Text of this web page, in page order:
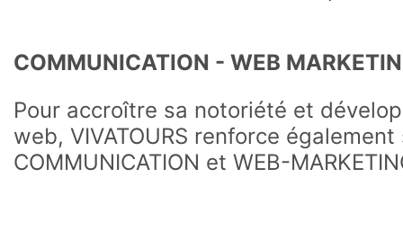
COMMUNICATION - WEB
Pour accroître sa notoriété et
web, VIVATOURS renforce
COMMUNICATION et WEB-